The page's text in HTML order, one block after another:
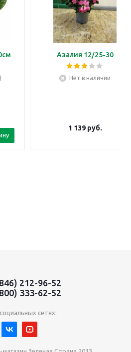
Азалия 12/25-30
Нет в наличии
1 139руб.
212-96-52
333-62-52
сетях: